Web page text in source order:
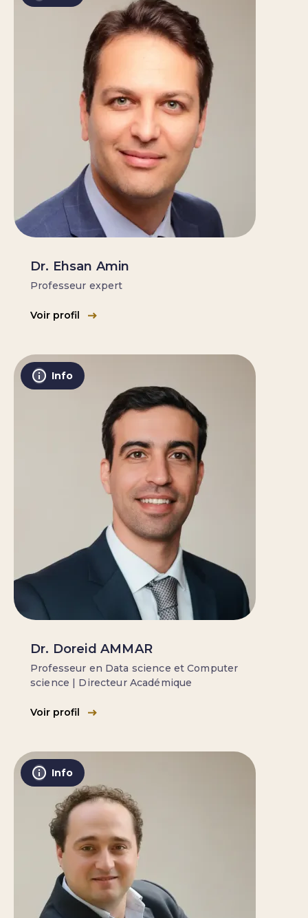
Dr. Ehsan Amin
Professeur expert
Voir profil
Info
Dr. Doreid AMMAR
Professeur en Data science et Computer
science | Directeur Académique
Voir profil
Info